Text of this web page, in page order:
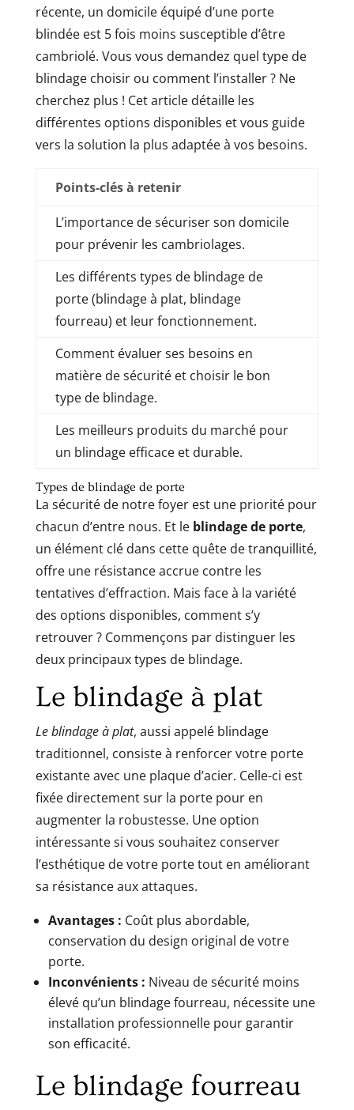
récente, un domicile équipé d’une porte
blindée est 5 fois moins susceptible d’être
cambriolé. Vous vous demandez quel type de
blindage choisir ou comment l’installer ? Ne
cherchez plus ! Cet article détaille les
différentes options disponibles et vous guide
vers la solution la plus adaptée à vos besoins.
Points-clés à retenir
L’importance de sécuriser son domicile
pour prévenir les cambriolages.
Les différents types de blindage de
porte (blindage à plat, blindage
fourreau) et leur fonctionnement.
Comment évaluer ses besoins en
matière de sécurité et choisir le bon
type de blindage.
Les meilleurs produits du marché pour
un blindage efficace et durable.
Types de blindage de porte
La sécurité de notre foyer est une priorité pour
chacun d’entre nous. Et le blindage de porte,
un élément clé dans cette quête de tranquillité,
offre une résistance accrue contre les
tentatives d’effraction. Mais face à la variété
des options disponibles, comment s’y
retrouver ? Commençons par distinguer les
deux principaux types de blindage.
Le blindage à plat
Le blindage à plat, aussi appelé blindage
traditionnel, consiste à renforcer votre porte
existante avec une plaque d’acier. Celle-ci est
fixée directement sur la porte pour en
augmenter la robustesse. Une option
intéressante si vous souhaitez conserver
l’esthétique de votre porte tout en améliorant
sa résistance aux attaques.
Avantages : Coût plus abordable,
conservation du design original de votre
porte.
Inconvénients : Niveau de sécurité moins
élevé qu’un blindage fourreau, nécessite une
installation professionnelle pour garantir
son efficacité.
Le blindage fourreau